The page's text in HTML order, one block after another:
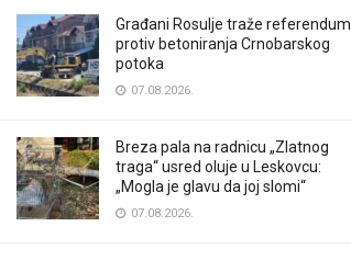
Građani Rosulje traže referendum
protiv betoniranja Crnobarskog
potoka
07.08.2026.
Breza pala na radnicu „Zlatnog
traga“ usred oluje u Leskovcu:
„Mogla je glavu da joj slomi“
07.08.2026.